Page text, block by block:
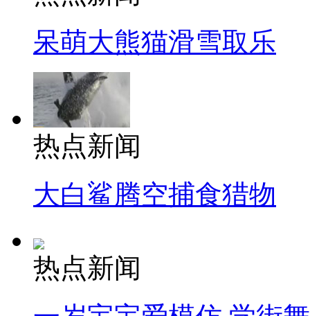
呆萌大熊猫滑雪取乐
热点新闻
大白鲨腾空捕食猎物
热点新闻